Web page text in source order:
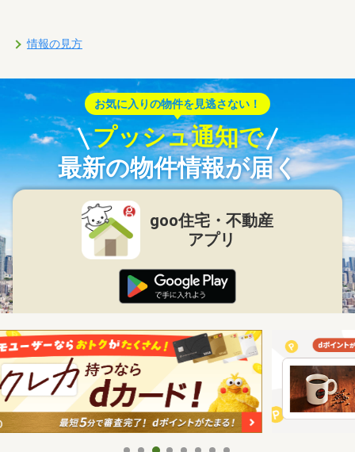
情報の見方
お気に入りの物件を見逃さない！
プッシュ通知で
最新の物件情報が届く
goo住宅・不動産
アプリ